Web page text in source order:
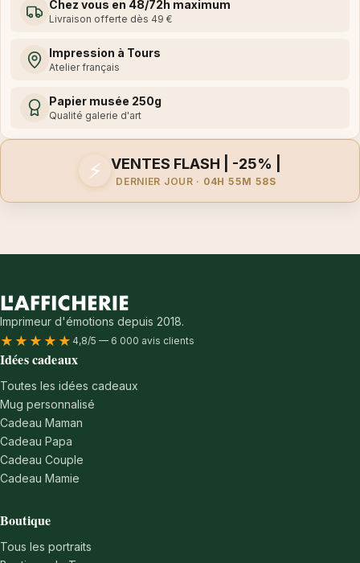
Chez vous en 48/72h maximum
Livraison offerte dès 49 €
Impression à Tours
Atelier français
Papier musée 250g
Qualité galerie d'art
⚡ VENTES FLASH | -25% |
DERNIER JOUR · 04H 55M 58S
Imprimeur d'émotions depuis 2018.
★★★★★ 4,8/5 — 6 000 avis clients
Idées cadeaux
Toutes les idées cadeaux
Mug personnalisé
Cadeau Maman
Cadeau Papa
Cadeau Couple
Cadeau Mamie
Boutique
Tous les portraits